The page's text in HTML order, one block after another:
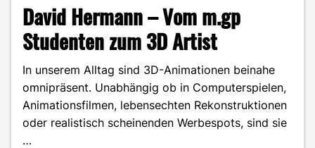
David Hermann – Vom m.gp
Studenten zum 3D Artist
In unserem Alltag sind 3D-Animationen beinahe
omnipräsent. Unabhängig ob in Computerspielen,
Animationsfilmen, lebensechten Rekonstruktionen
oder realistisch scheinenden Werbespots, sind sie
…